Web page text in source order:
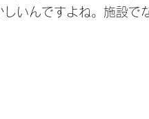
いんですよね。施設で